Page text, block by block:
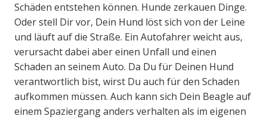
Schäden entstehen können. Hunde zerkauen Dinge.
Oder stell Dir vor, Dein Hund löst sich von der Leine
und läuft auf die Straße. Ein Autofahrer weicht aus,
verursacht dabei aber einen Unfall und einen
Schaden an seinem Auto. Da Du für Deinen Hund
verantwortlich bist, wirst Du auch für den Schaden
aufkommen müssen. Auch kann sich Dein Beagle auf
einem Spaziergang anders verhalten als im eigenen